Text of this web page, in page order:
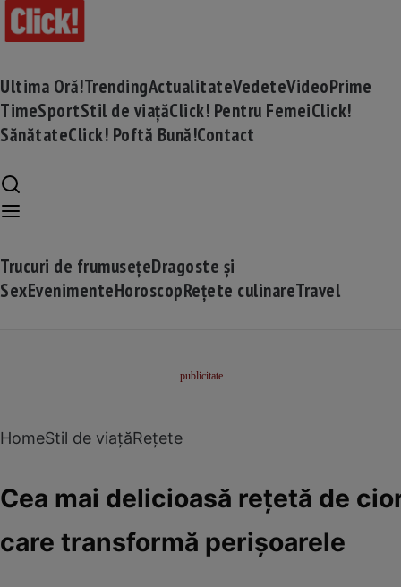
Ultima Oră!TrendingActualitateVedeteVideoPrime
TimeSportStil de viațăClick! Pentru FemeiClick!
SănătateClick! Poftă Bună!Contact
Trucuri de frumusețeDragoste și
SexEvenimenteHoroscopRețete culinareTravel
HomeStil de viațăRețete
Cea mai delicioasă rețetă de
care transformă perișoarele